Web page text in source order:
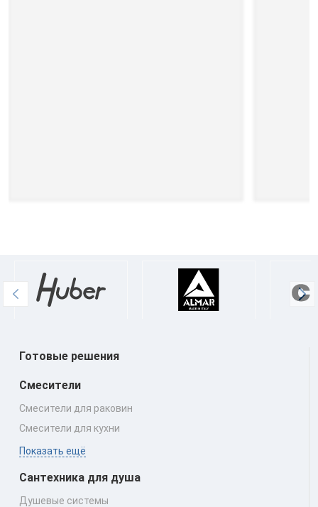
Готовые решения
Смесители
Смесители для раковин
Смесители для кухни
Показать ещё
Сантехника для душа
Душевые системы